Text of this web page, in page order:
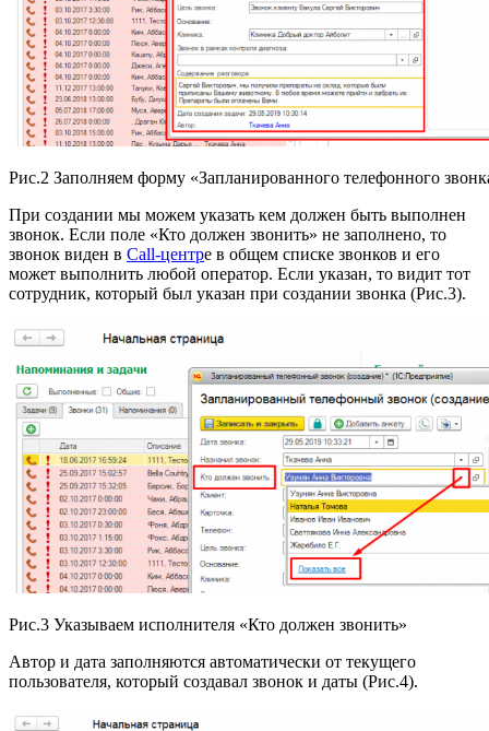
Рис.2 Заполняем форму «Запланированного телефонного
При создании мы можем указать кем должен быть выполнен
звонок. Если поле «Кто должен звонить» не заполнено, то
звонок виден в Call-центре в общем списке звонков и его
может выполнить любой оператор. Если указан, то видит тот
сотрудник, который был указан при создании звонка (Рис.3).
Рис.3 Указываем исполнителя «Кто должен звонить»
Автор и дата заполняются автоматически от текущего
пользователя, который создавал звонок и даты (Рис.4).